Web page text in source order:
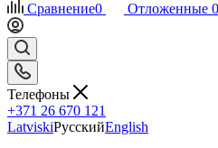
Сравнение0 Отложенные 0
Телефоны
+371 26 670 121
LatviskiРусскийEnglish